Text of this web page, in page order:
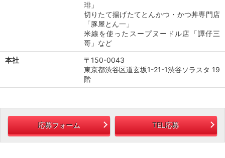
琲」
切りたて揚げたてとんかつ・かつ丼専門店
「豚屋とん一」
米線を使ったスープヌードル店「譚仔三
哥」など
本社
〒150-0043
東京都渋谷区道玄坂1-21-1渋谷ソラスタ 19
階
応募フォーム TEL応募